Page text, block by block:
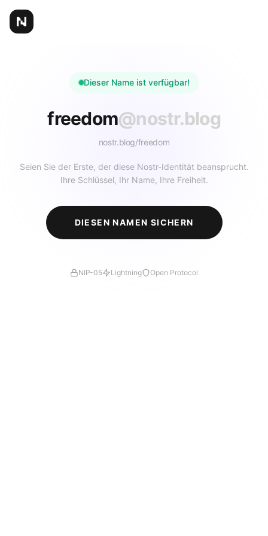
Dieser Name ist verfügbar!
freedom@nostr.blog
nostr.blog/freedom
Seien Sie der Erste, der diese Nostr-Identität beansprucht.
Ihre Schlüssel, Ihr Name, Ihre Freiheit.
DIESEN NAMEN SICHERN
NIP-05 Lightning Open Protocol